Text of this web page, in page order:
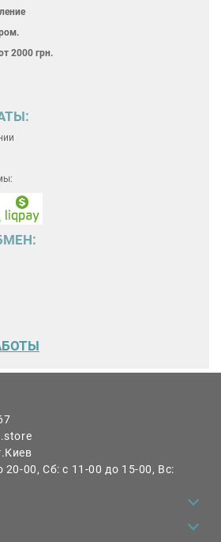
2000 грн.
20-00, Сб: с 11-00 до 15-00, Вс: